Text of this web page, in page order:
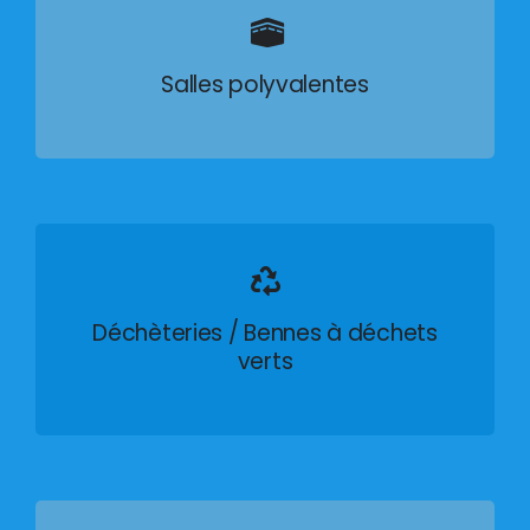
Salles polyvalentes
Déchèteries / Bennes à déchets
verts